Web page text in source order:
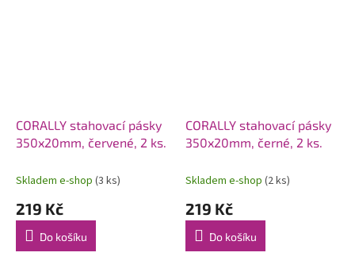
CORALLY stahovací pásky
350x20mm, červené, 2 ks.
Skladem e-shop (3 ks)
219 Kč
Do košíku
CORALLY stahovací pásky
350x20mm, černé, 2 ks.
Skladem e-shop (2 ks)
219 Kč
Do košíku